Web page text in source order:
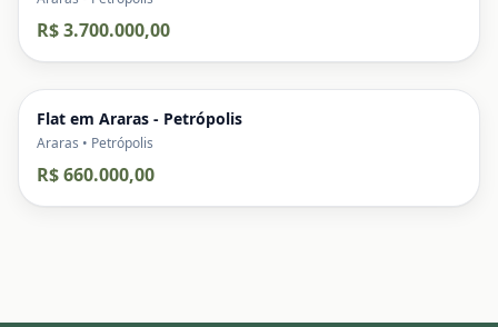
R$ 3.700.000,00
Flat em Araras - Petrópolis
Araras • Petrópolis
R$ 660.000,00